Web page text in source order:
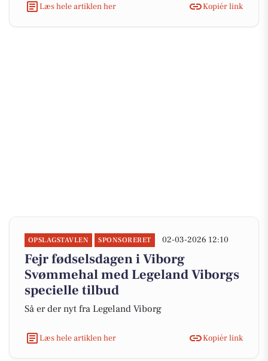
Læs hele artiklen her Kopiér link
OPSLAGSTAVLEN SPONSORERET 02-03-2026 12:10
Fejr fødselsdagen i Viborg
Svømmehal med Legeland Viborgs
specielle tilbud
Så er der nyt fra Legeland Viborg
Læs hele artiklen her Kopiér link